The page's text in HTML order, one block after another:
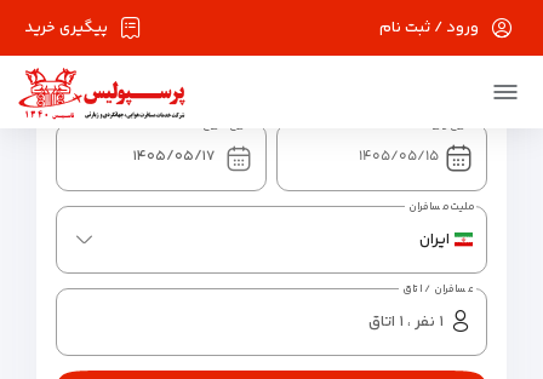
پیگیری خرید ورود / ثبت نام
تاریخ ورود تاریخ خروج
ملیت مسافران
ایران
مسافران / اتاق